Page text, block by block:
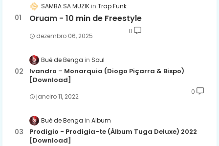
SAMBA SA MUZIK Trap Funk
Oruam - 10 min de Freestyle
dezembro 06, 2025
0
Bué de Benga Soul
Ivandro – Monarquia (Diogo Piçarra & Bispo)
[Download]
janeiro 11, 2022
0
Bué de Benga Album
Prodigio - Prodigia-te (Álbum Tuga Deluxe) 2022
[Download]